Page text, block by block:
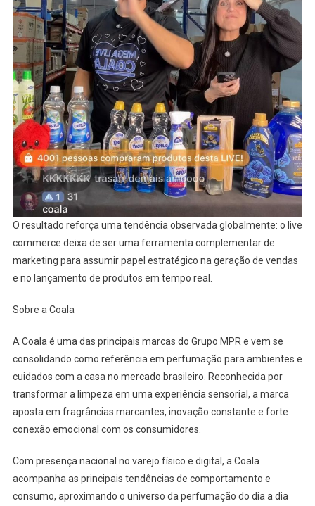
O resultado reforça uma tendência observada globalmente: o live
commerce deixa de ser uma ferramenta complementar de
marketing para assumir papel estratégico na geração de vendas
e no lançamento de produtos em tempo real.
Sobre a Coala
A Coala é uma das principais marcas do Grupo MPR e vem se
consolidando como referência em perfumação para ambientes e
cuidados com a casa no mercado brasileiro. Reconhecida por
transformar a limpeza em uma experiência sensorial, a marca
aposta em fragrâncias marcantes, inovação constante e forte
conexão emocional com os consumidores.
Com presença nacional no varejo físico e digital, a Coala
acompanha as principais tendências de comportamento e
consumo, aproximando o universo da perfumação do dia a dia